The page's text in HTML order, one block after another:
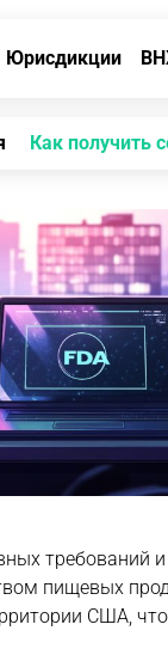
Юрисдикции
Как получить
требований и
пищевых
США,